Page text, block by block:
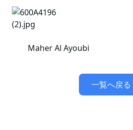
Maher Al Ayoubi
一覧へ戻る